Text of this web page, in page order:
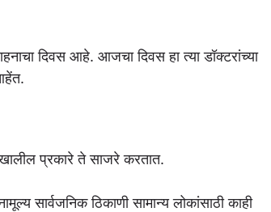
दिवस आहे. आजचा दिवस हा त्या डॉक्टरांच्या
खालील प्रकारे ते साजरे करतात.
सार्वजनिक ठिकाणी सामान्य लोकांसाठी काही